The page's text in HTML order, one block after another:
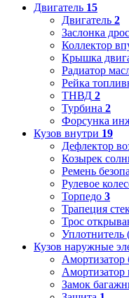
Двигатель 15
Двигатель 2
Заслонка
Коллектор
Крышка
Радиатор
Рейка
ТНВД 2
Турбина 2
Форсунка
Кузов внутри 19
Дефлектор
Козырек
Ремень
Рулевое
Торпедо 3
Трапеция
Трос
Уплотнитель
Кузов наружные
Амортизатор
Амортизатор
Замок